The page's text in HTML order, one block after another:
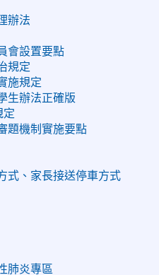
辦法
會設置要點
規定
施規定
生辦法正確版
定
題機制實施要點
式、家長接送停車方式
肺炎專區